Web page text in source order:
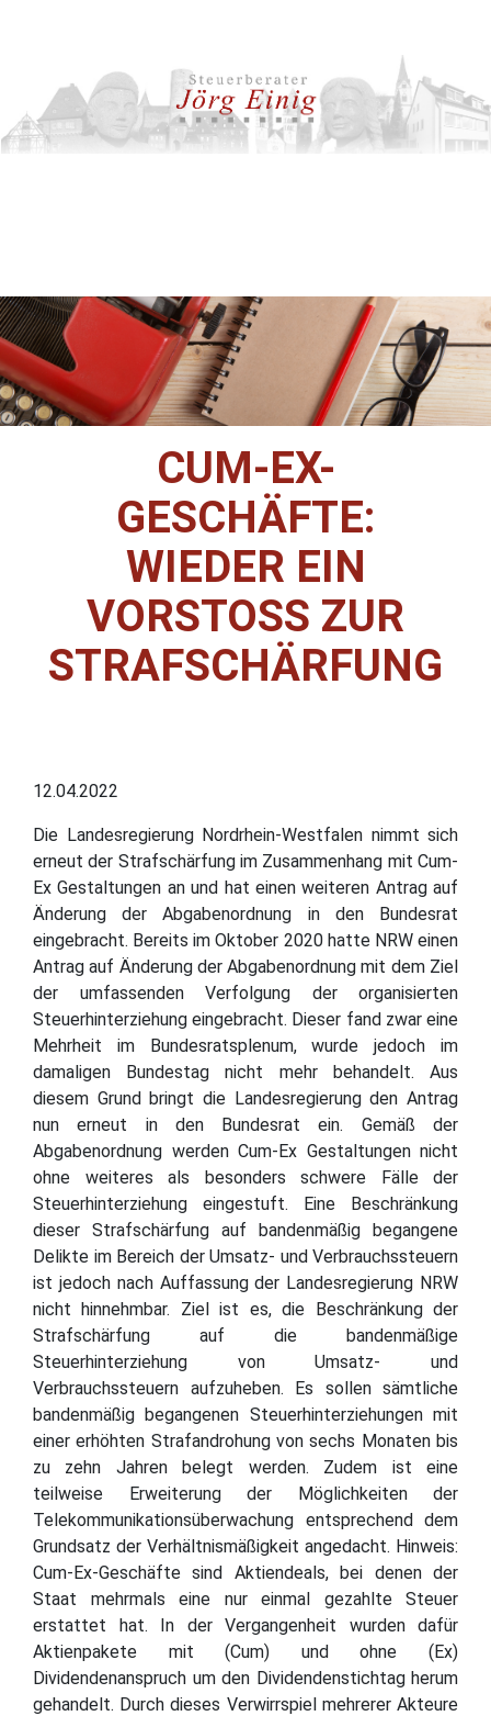
CUM-EX-
GESCHÄFTE:
WIEDER EIN
VORSTOSS ZUR S
TRAFSCHÄRFUNG
12.04.2022
Die Landesregierung Nordrhein-Westfalen nimmt sich
erneut der Strafschärfung im Zusammenhang mit Cum-
Ex Gestaltungen an und hat einen weiteren Antrag auf
Änderung der Abgabenordnung in den Bundesrat
eingebracht. Bereits im Oktober 2020 hatte NRW einen
Antrag auf Änderung der Abgabenordnung mit dem Ziel
der umfassenden Verfolgung der organisierten
Steuerhinterziehung eingebracht. Dieser fand zwar eine
Mehrheit im Bundesratsplenum, wurde jedoch im
damaligen Bundestag nicht mehr behandelt. Aus
diesem Grund bringt die Landesregierung den Antrag
nun erneut in den Bundesrat ein. Gemäß der
Abgabenordnung werden Cum-Ex Gestaltungen nicht
ohne weiteres als besonders schwere Fälle der
Steuerhinterziehung eingestuft. Eine Beschränkung
dieser Strafschärfung auf bandenmäßig begangene
Delikte im Bereich der Umsatz- und Verbrauchssteuern
ist jedoch nach Auffassung der Landesregierung NRW
nicht hinnehmbar. Ziel ist es, die Beschränkung der
Strafschärfung auf die bandenmäßige
Steuerhinterziehung von Umsatz- und
Verbrauchssteuern aufzuheben. Es sollen sämtliche
bandenmäßig begangenen Steuerhinterziehungen mit
einer erhöhten Strafandrohung von sechs Monaten bis
zu zehn Jahren belegt werden. Zudem ist eine
teilweise Erweiterung der Möglichkeiten der
Telekommunikationsüberwachung entsprechend dem
Grundsatz der Verhältnismäßigkeit angedacht. Hinweis:
Cum-Ex-Geschäfte sind Aktiendeals, bei denen der
Staat mehrmals eine nur einmal gezahlte Steuer
erstattet hat. In der Vergangenheit wurden dafür
Aktienpakete mit (Cum) und ohne (Ex)
Dividendenanspruch um den Dividendenstichtag herum
gehandelt. Durch dieses Verwirrspiel mehrerer Akteure